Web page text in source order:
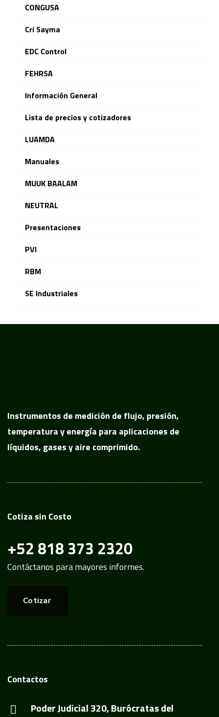
CONGUSA
Cri Sayma
EDC Control
FEHRSA
Información General
Lista de precios y cotizadores
LUAMDA
Manuales
MUUK BAALAM
NEUTRAL
Presentaciones
PVI
RBM
SE Industriales
Instrumentos de medición de flujo, presión,
temperatura y energía para aplicaciones de
líquidos, gases y aire comprimido.
Cotiza sin Costo
+52 818 373 2320
Contáctanos para mayores informes.
Cotizar
Contactos
Poder Judicial 320, Burócratas del